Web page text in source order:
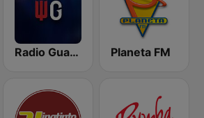
Radio Guaco Planeta FM